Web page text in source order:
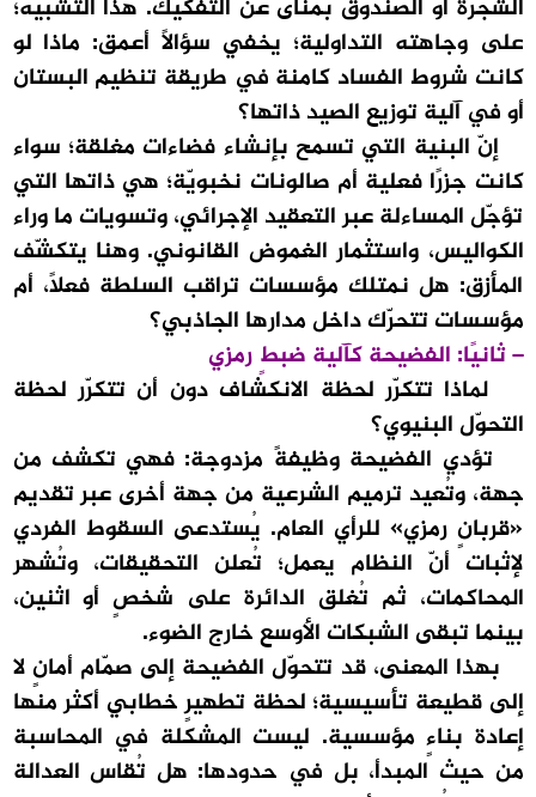
الشجرة أو الصندوق بمنأى عن التفكيك. هذا التشبيه؛
على وجاهته التداولية؛ يخفي سؤالًا أعمق: ماذا لو
كانت شروط الفساد كامنة في طريقة تنظيم البستان
أو في آلية توزيع الصيد ذاتها؟
إنّ البنية التي تسمح بإنشاء فضاءات مغلقة؛ سواء
كانت جزرًا فعلية أم صالونات نخبويّة؛ هي ذاتها التي
تؤجّل المساءلة عبر التعقيد الإجرائي، وتسويات ما وراء
الكواليس، واستثمار الغموض القانوني. وهنا يتكشّف
المأزق: هل نمتلك مؤسسات تراقب السلطة فعلًا، أم
مؤسسات تتحرّك داخل مدارها الجاذبي؟
– ثانيًا: الفضيحة كآلية ضبطٍ رمزي
لماذا تتكرّر لحظة الانكشاف دون أن تتكرّر لحظة
التحوّل البنيوي؟
تؤدي الفضيحة وظيفةً مزدوجة: فهي تكشف من
جهة، وتُعيد ترميم الشرعية من جهة أخرى عبر تقديم
«قربانٍ رمزي» للرأي العام. يُستدعى السقوط الفردي
لإثبات أنّ النظام يعمل؛ تُعلن التحقيقات، وتُشهر
المحاكمات، ثم تُغلق الدائرة على شخصٍ أو اثنين،
بينما تبقى الشبكات الأوسع خارج الضوء.
بهذا المعنى، قد تتحوّل الفضيحة إلى صمّام أمانٍ لا
إلى قطيعة تأسيسية؛ لحظة تطهيرٍ خطابي أكثر منها
إعادة بناءٍ مؤسسية. ليست المشكلة في المحاسبة
من حيث المبدأ، بل في حدودها: هل تُقاس العدالة